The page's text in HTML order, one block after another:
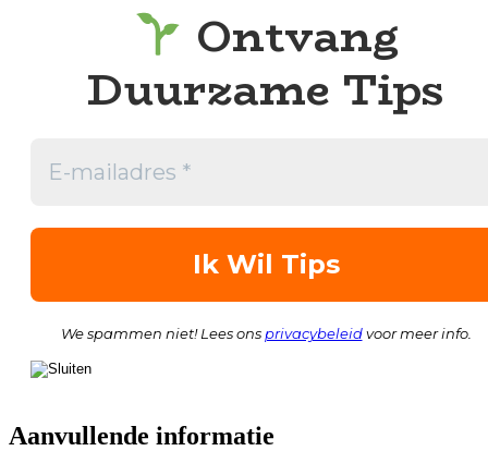
Ontvang
Duurzame Tips
We spammen niet! Lees ons privacybeleidvoor meer info.
Aanvullende informatie